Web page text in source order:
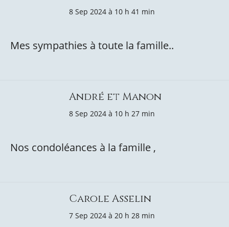
8 Sep 2024 à 10 h 41 min
Mes sympathies à toute la famille..
André et Manon
8 Sep 2024 à 10 h 27 min
Nos condoléances à la famille ,
Carole Asselin
7 Sep 2024 à 20 h 28 min